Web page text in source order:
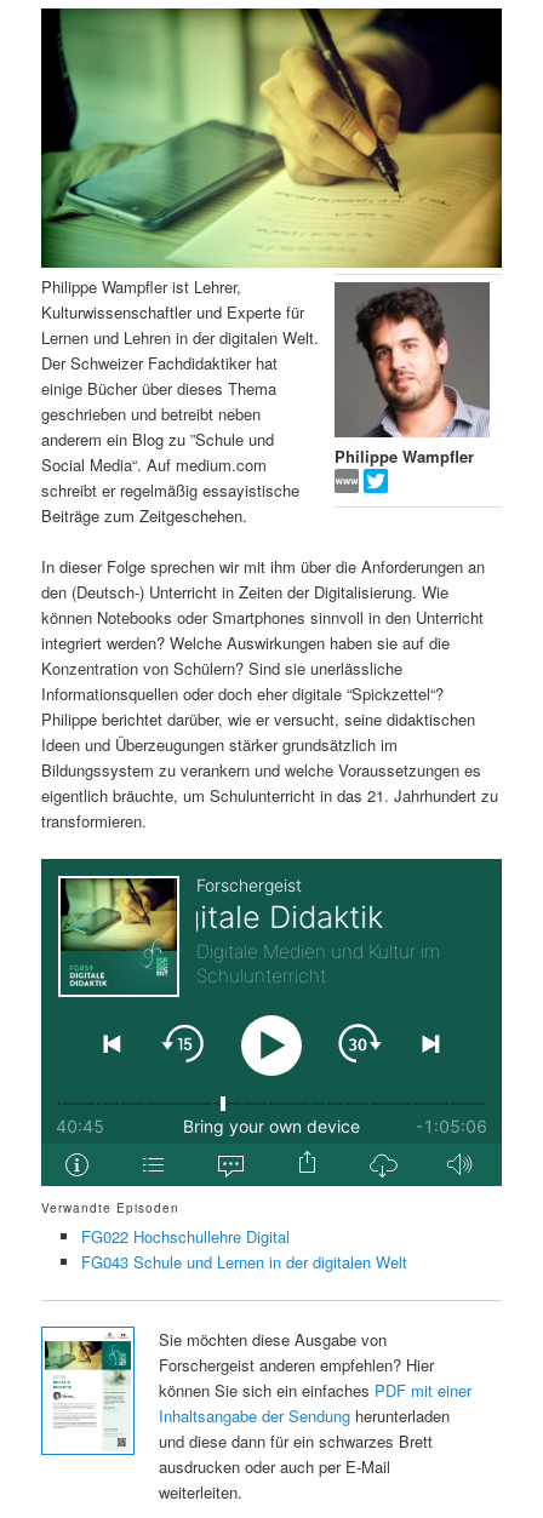
ä
e
n
n
h
a
l
t
s
p
r
i
n
g
e
n
n
ä
r
n
I
n
h
a
l
t
s
p
r
i
n
g
e
n
t
i
o
Philippe Wampfler
Philippe Wampfler ist Lehrer,
Kulturwissenschaftler und Experte für
Lernen und Lehren in der digitalen Welt.
Der Schweizer Fachdidaktiker hat
einige Bücher über dieses Thema
geschrieben und betreibt neben
anderem ein Blog zu ”Schule und
Social Media“. Auf medium.com
schreibt er regelmäßig essayistische
Beiträge zum Zeitgeschehen.
In dieser Folge sprechen wir mit ihm über die Anforderungen an
den (Deutsch-) Unterricht in Zeiten der Digitalisierung. Wie
können Notebooks oder Smartphones sinnvoll in den Unterricht
integriert werden? Welche Auswirkungen haben sie auf die
Konzentration von Schülern? Sind sie unerlässliche
Informationsquellen oder doch eher digitale “Spickzettel“?
Philippe berichtet darüber, wie er versucht, seine didaktischen
Ideen und Überzeugungen stärker grundsätzlich im
Bildungssystem zu verankern und welche Voraussetzungen es
eigentlich bräuchte, um Schulunterricht in das 21. Jahrhundert zu
transformieren.
Verwandte Episoden
FG022 Hochschullehre Digital
FG043 Schule und Lernen in der digitalen Welt
Sie möchten diese Ausgabe von
Forschergeist anderen empfehlen? Hier
können Sie sich ein einfaches PDF mit einer
Inhaltsangabe der Sendungherunterladen
und diese dann für ein schwarzes Brett
ausdrucken oder auch per E-Mail
weiterleiten.